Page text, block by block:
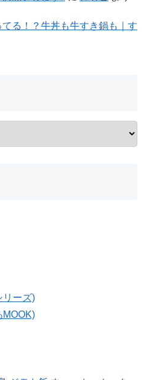
る！？牛丼も牛すき鍋も｜す
リーズ)
MOOK)